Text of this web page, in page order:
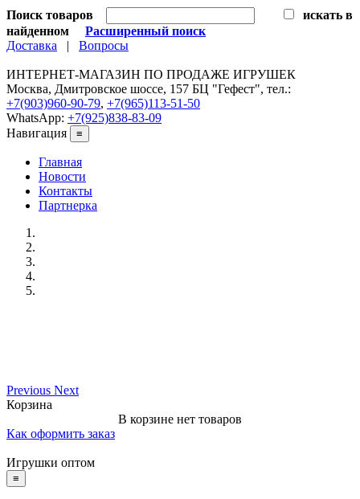
Поиск товаров
искать в
найденном
Расширенный поиск
Доставка | Вопросы
ИНТЕРНЕТ-МАГАЗИН ПО ПРОДАЖЕ ИГРУШЕК
Москва, Дмитровское шоссе, 157 БЦ "Гефест", тел.:
+7(903)960-90-79, +7(965)113-51-50
WhatsApp: +7(925)838-83-09
Навигация
≡
Главная
Новости
Контакты
Партнерка
Previous Next
Корзина
В корзине нет товаров
Как оформить заказ
Игрушки оптом
≡